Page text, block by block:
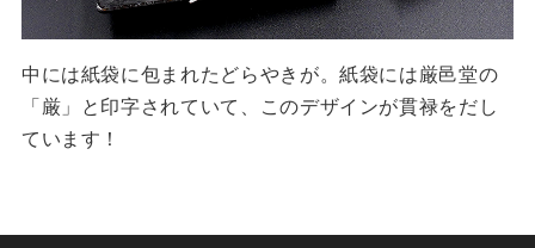
中には紙袋に包まれたどらやきが。紙袋には厳邑堂の
「厳」と印字されていて、このデザインが貫禄をだし
ています！